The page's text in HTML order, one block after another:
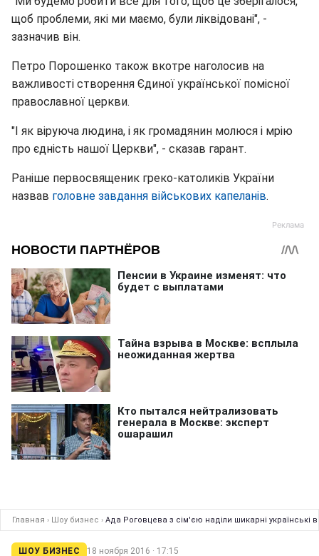
щоб проблеми, які ми маємо, були ліквідовані", -
зазначив він.
Петро Порошенко також вкотре наголосив на
важливості створення Єдиної української помісної
православної церкви.
"І як віруюча людина, і як громадянин молюся і мрію
про єдність нашої Церкви", - сказав гарант.
Раніше первосвященик греко-католиків України
назвав головне завдання військових капеланів.
Главная › Шоу бизнес › Ада Роговцева з сім'єю наділи шикарні українські
ШОУ БИЗНЕС 18 ноября 2016 · 17:15